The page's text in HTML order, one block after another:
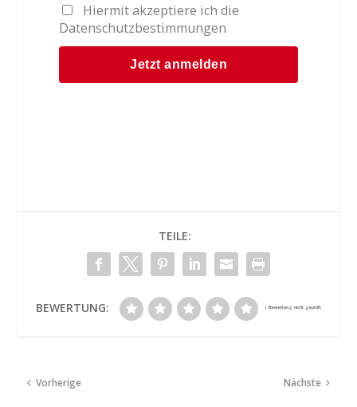
Hiermit akzeptiere ich die
Datenschutzbestimmungen
TEILE:
BEWERTUNG:
Vorherige Nächste